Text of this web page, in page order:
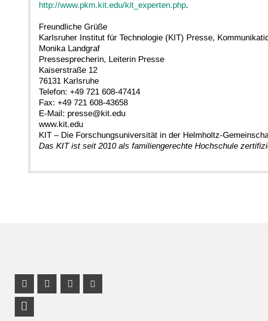
http://www.pkm.kit.edu/kit_experten.php.
Freundliche Grüße
Karlsruher Institut für Technologie (KIT) Presse,
Monika Landgraf
Pressesprecherin, Leiterin Presse
Kaiserstraße 12
76131 Karlsruhe
Telefon: +49 721 608-47414
Fax: +49 721 608-43658
E-Mail: presse@kit.edu
www.kit.edu
KIT – Die Forschungsuniversität in der Helmholtz-
Das KIT ist seit 2010 als familiengerechte Hochschule
Facebook Profil
Instagram Profil
Profil Mastodon
Youtube Profil
LinkedIn Profil